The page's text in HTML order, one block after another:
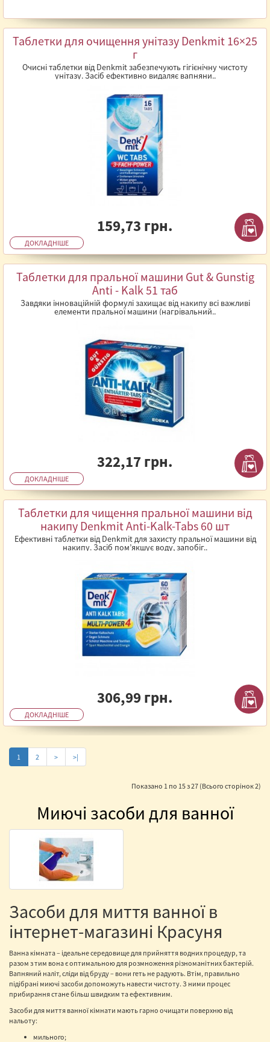
Таблетки для очищення унітазу Denkmit 16×25
г
Очисні таблетки від Denkmit забезпечують гігієнічну чистоту
унітазу. Засіб ефективно видаляє вапняни..
159,73 грн.
ДОКЛАДНІШЕ
Таблетки для пральної машини Gut & Gunstig
Anti - Kalk 51 таб
Завдяки інноваційній формулі захищає від накипу всі важливі
елементи пральної машини (нагрівальний..
322,17 грн.
ДОКЛАДНІШЕ
Таблетки для чищення пральної машини від
накипу Denkmit Anti-Kalk-Tabs 60 шт
Ефективні таблетки від Denkmit для захисту пральної машини від
накипу. Засіб пом’якшує воду, запобіг..
306,99 грн.
ДОКЛАДНІШЕ
1 2 > >|
Показано 1 по 15 з 27 (Всього сторінок 2)
Миючі засоби для ванної
Засоби для миття ванної в
інтернет-магазині Красуня
Ванна кімната – ідеальне середовище для прийняття водних процедур, та
разом з тим вона є оптимальною для розмноження різноманітних бактерій.
Вапняний наліт, сліди від бруду – вони геть не радують. Втім, правильно
підібрані миючі засоби допоможуть навести чистоту. З ними процес
прибирання стане більш швидким та ефективним.
Засоби для миття ванної кімнати мають гарно очищати поверхню від
нальоту:
мильного;